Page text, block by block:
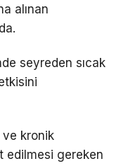
alınan
seyreden sıcak
ve kronik
edilmesi gereken